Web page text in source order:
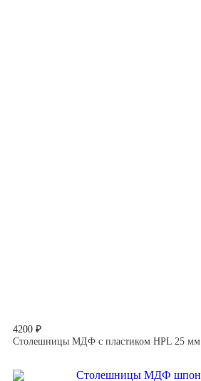
4200 ₽
Столешницы МДФ с пластиком HPL 25 мм